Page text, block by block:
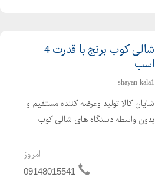
شالی کوب برنج با قدرت 4
اسب
shayan kala1
شایان کالا تولید وعرضه کننده مستقیم و
بدون واسطه دستگاه های شالی کوب
کارگاهی برنج و دستگاه شالی کوب سیار
با بهترین کیفیت و کمترین افت محصول.
امروز
09148015541